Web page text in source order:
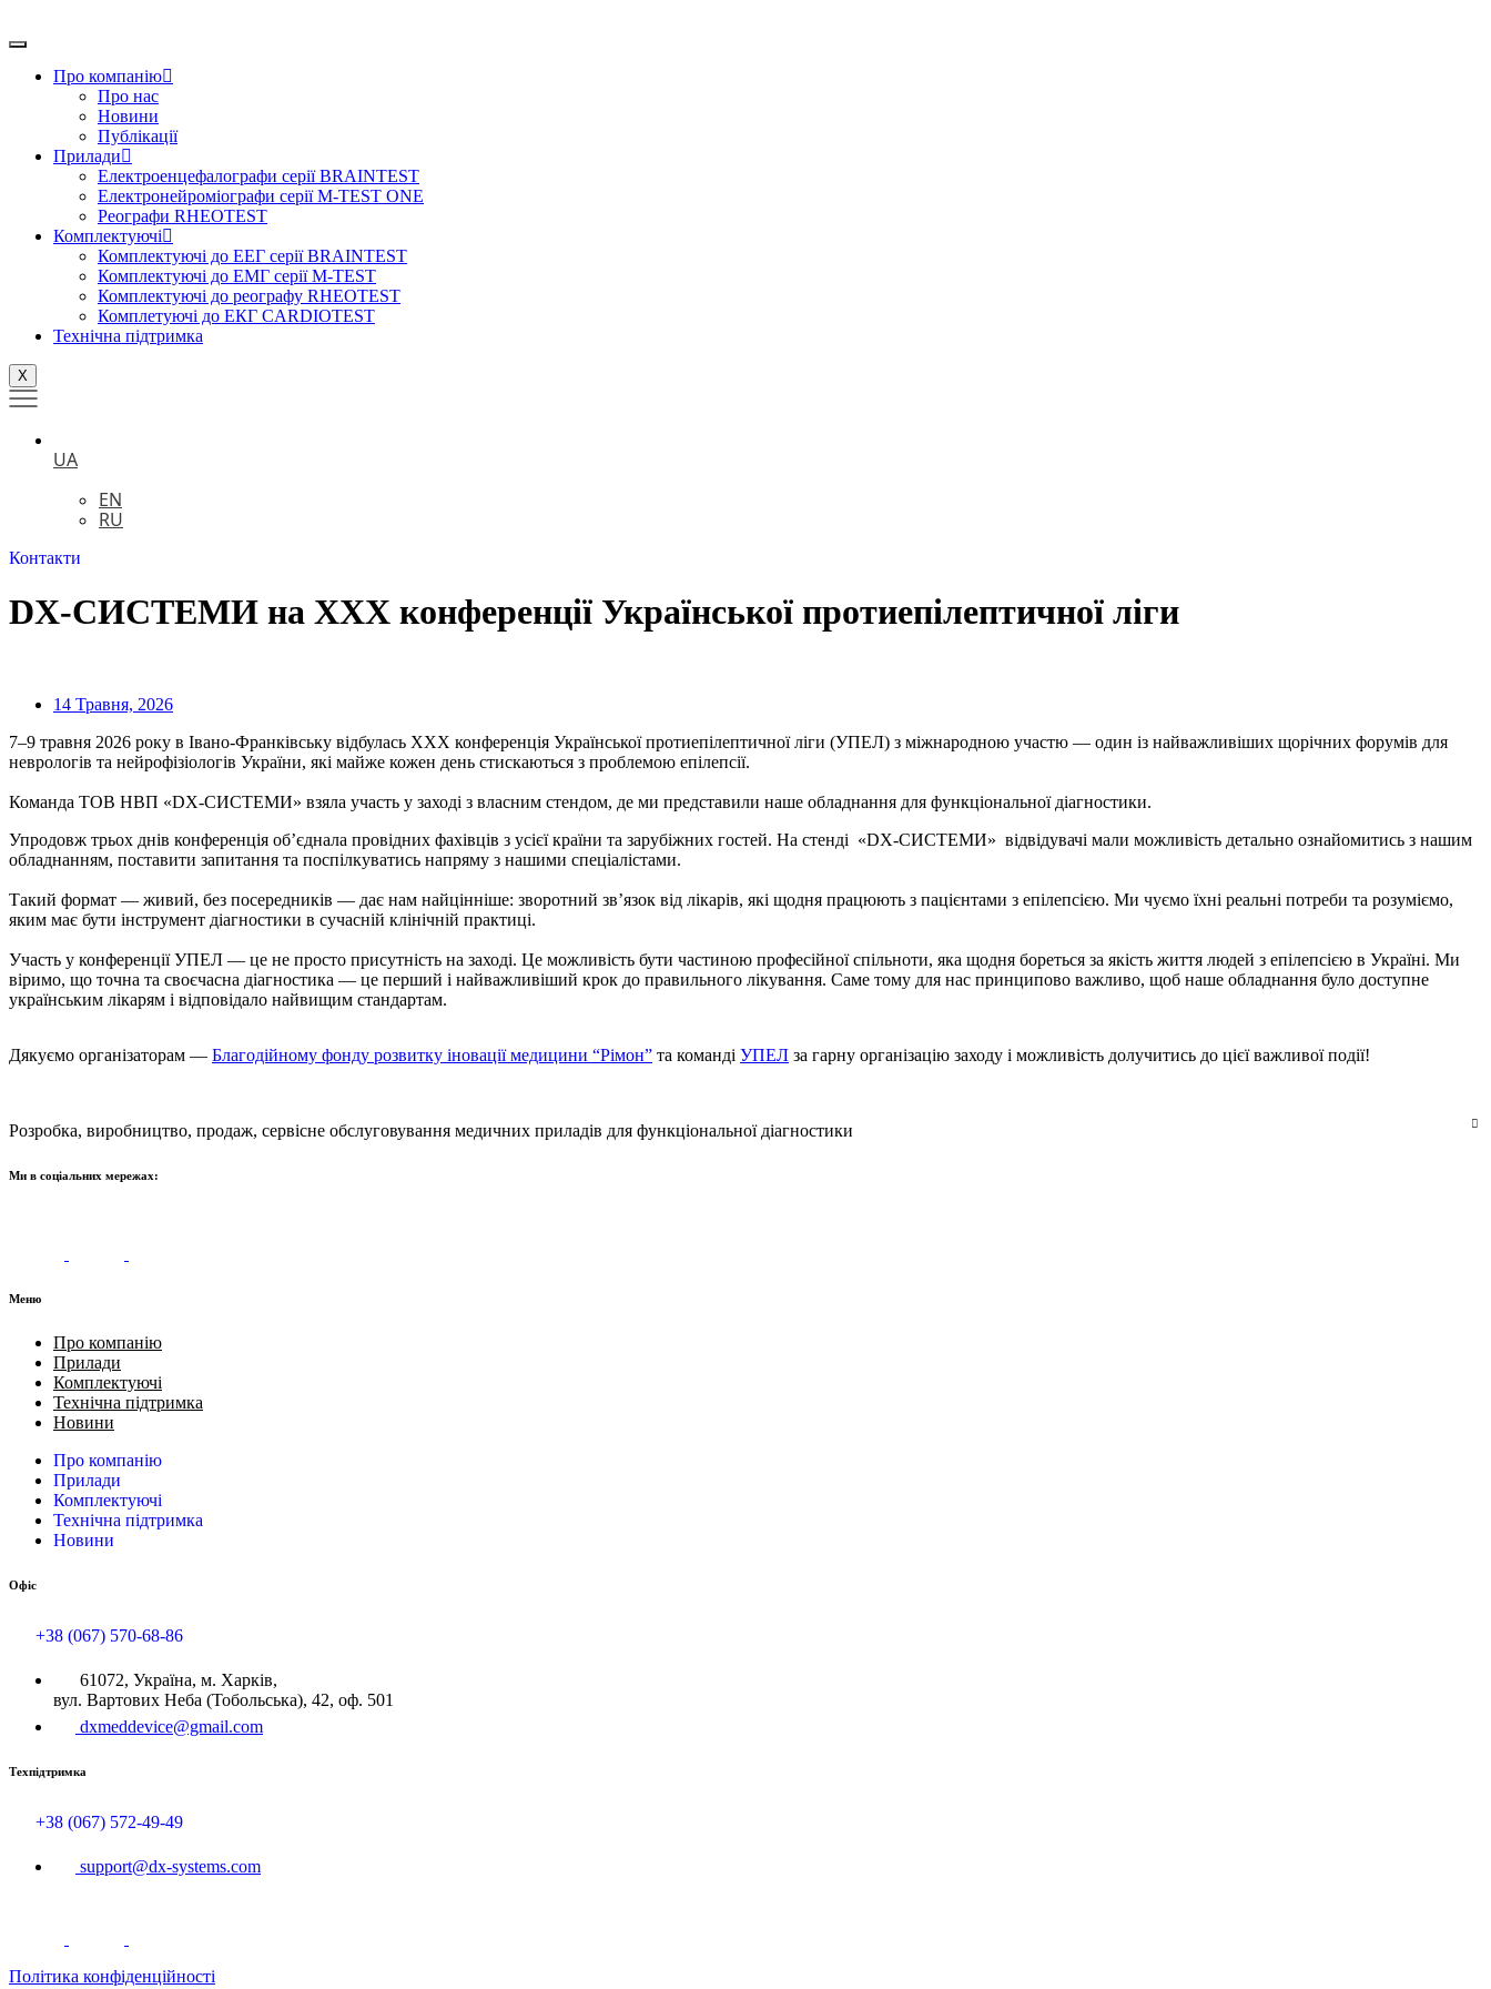
до
Про компанію
Про нас
Новини
Публікації
Прилади
Електроенцефалографи серії BRAINTEST
Електронейроміографи серії M-TEST ONE
Реографи RHEOTEST
Комплектуючі
Комплектуючі до ЕЕГ серії BRAINTEST
Комплектуючі до ЕМГ серії M-TEST
Комплектуючі до реографу RHEOTEST
Комплетуючі до ЕКГ CARDIOTEST
Технічна підтримка
X
UA
EN
RU
Контакти
DX-СИСТЕМИ на XXX конференції Української протиепілептичної ліги
14 Травня, 2026
7–9 травня 2026 року в Івано-Франківську відбулась XXX конференція Української протиепілептичної ліги (УПЕЛ) з міжнародною участю — один із найважливіших щорічних форумів для
неврологів та нейрофізіологів України, які майже кожен день стискаються з проблемою епілепсії.
Команда ТОВ НВП «DX-СИСТЕМИ» взяла участь у заході з власним стендом, де ми представили наше обладнання для функціональної діагностики.
Упродовж трьох днів конференція об’єднала провідних фахівців з усієї країни та зарубіжних гостей. На стенді «DX-СИСТЕМИ» відвідувачі мали можливість детально ознайомитись з нашим
обладнанням, поставити запитання та поспілкуватись напряму з нашими спеціалістами.
Такий формат — живий, без посередників — дає нам найцінніше: зворотний зв’язок від лікарів, які щодня працюють з пацієнтами з епілепсією. Ми чуємо їхні реальні потреби та розуміємо,
яким має бути інструмент діагностики в сучасній клінічній практиці.
Участь у конференції УПЕЛ — це не просто присутність на заході. Це можливість бути частиною професійної спільноти, яка щодня бореться за якість життя людей з епілепсією в Україні. Ми
віримо, що точна та своєчасна діагностика — це перший і найважливіший крок до правильного лікування. Саме тому для нас принципово важливо, щоб наше обладнання було доступне
українським лікарям і відповідало найвищим стандартам.
Дякуємо організаторам — Благодійному фонду розвитку іновації медицини “Рімон” та команді УПЕЛ за гарну організацію заходу і можливість долучитись до цієї важливої події!
Розробка, виробництво, продаж, сервісне обслуговування медичних приладів для функціональної діагностики
Ми в соціальних мережах:
Меню
Про компанію
Прилади
Комплектуючі
Технічна підтримка
Новини
Про компанію
Прилади
Комплектуючі
Технічна підтримка
Новини
Офіс
+38 (067) 570-68-86
61072, Україна, м. Харків,
вул. Вартових Неба (Тобольська), 42, оф. 501
dxmeddevice@gmail.com
Техпідтримка
+38 (067) 572-49-49
support@dx-systems.com
Політика конфіденційності